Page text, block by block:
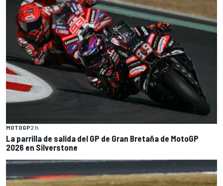
MOTOGP2 h
La parrilla de salida del GP de Gran Bretaña de MotoGP
2026 en Silverstone